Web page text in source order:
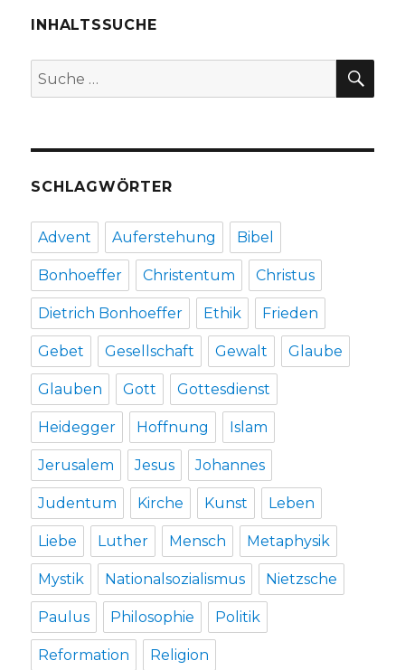
Fleischer,
2019
INHALTSSUCHE
Suche
nach:
SCHLAGWÖRTER
Advent Auferstehung Bibel
Bonhoeffer Christentum Christus
Dietrich Bonhoeffer Ethik Frieden
Gebet Gesellschaft Gewalt Glaube
Glauben Gott Gottesdienst
Heidegger Hoffnung Islam
Jerusalem Jesus Johannes
Judentum Kirche Kunst Leben
Liebe Luther Mensch Metaphysik
Mystik Nationalsozialismus Nietzsche
Paulus Philosophie Politik
Reformation Religion